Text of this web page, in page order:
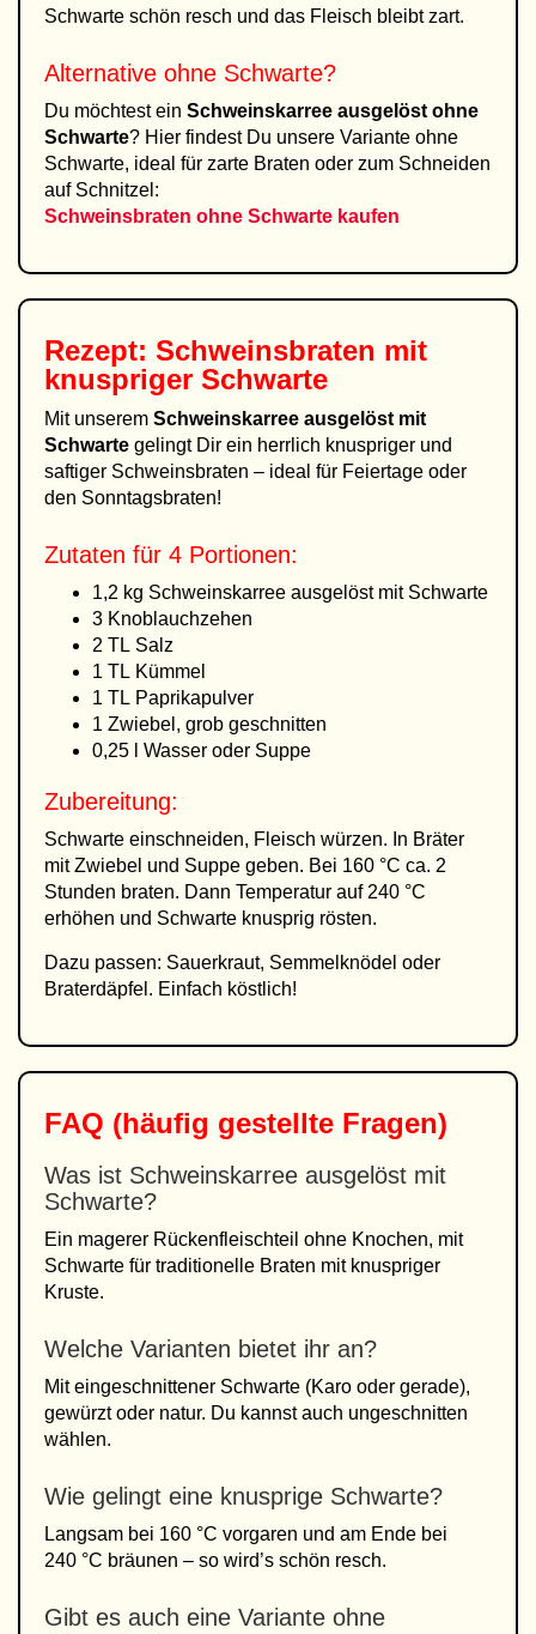
Schwarte schön resch und das Fleisch bleibt zart.
Alternative ohne Schwarte?
Du möchtest ein Schweinskarree ausgelöst ohne
Schwarte? Hier findest Du unsere Variante ohne
Schwarte, ideal für zarte Braten oder zum Schneiden
auf Schnitzel:
Schweinsbraten ohne Schwarte kaufen
Rezept: Schweinsbraten mit
knuspriger Schwarte
Mit unserem Schweinskarree ausgelöst mit
Schwarte gelingt Dir ein herrlich knuspriger und
saftiger Schweinsbraten – ideal für Feiertage oder
den Sonntagsbraten!
Zutaten für 4 Portionen:
1,2 kg Schweinskarree ausgelöst mit Schwarte
3 Knoblauchzehen
2 TL Salz
1 TL Kümmel
1 TL Paprikapulver
1 Zwiebel, grob geschnitten
0,25 l Wasser oder Suppe
Zubereitung:
Schwarte einschneiden, Fleisch würzen. In Bräter
mit Zwiebel und Suppe geben. Bei 160 °C ca. 2
Stunden braten. Dann Temperatur auf 240 °C
erhöhen und Schwarte knusprig rösten.
Dazu passen: Sauerkraut, Semmelknödel oder
Braterdäpfel. Einfach köstlich!
FAQ (häufig gestellte Fragen)
Was ist Schweinskarree ausgelöst mit
Schwarte?
Ein magerer Rückenfleischteil ohne Knochen, mit
Schwarte für traditionelle Braten mit knuspriger
Kruste.
Welche Varianten bietet ihr an?
Mit eingeschnittener Schwarte (Karo oder gerade),
gewürzt oder natur. Du kannst auch ungeschnitten
wählen.
Wie gelingt eine knusprige Schwarte?
Langsam bei 160 °C vorgaren und am Ende bei
240 °C bräunen – so wird’s schön resch.
Gibt es auch eine Variante ohne